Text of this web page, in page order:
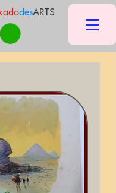
desARTS